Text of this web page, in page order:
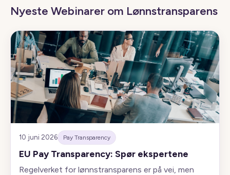
Nyeste Webinarer om Lønnstransparens
10 juni 2026 Pay Transparency
EU Pay Transparency: Spør ekspertene
Regelverket for lønnstransparens er på vei, men